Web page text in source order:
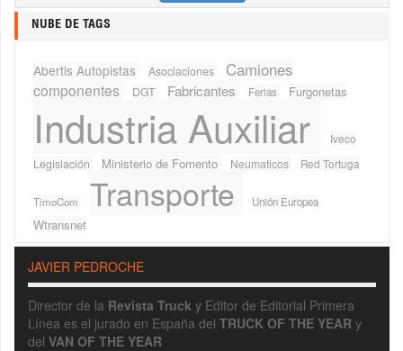
NUBE DE TAGS
Abertis Autopistas Asociaciones Camiones
componentes DGT Fabricantes Ferias Furgonetas
Industria Auxiliar
Iveco
Legislación
Ministerio de Fomento Neumaticos Red Tortuga
TimoCom Transporte Unión Europea
Wtransnet
JAVIER PEDROCHE
Director de la Revista Truck y Editor de Editorial Primera
Línea es el jurado en España del TRUCK OF THE YEAR y
del VAN OF THE YEAR